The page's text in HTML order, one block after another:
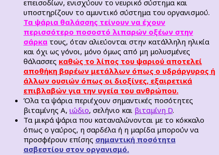
επεισοδίων, ενισχύουν το νευρικό σύστημα και
υποστηρίζουν το αμυντικό σύστημα του οργανισμού.
Τα ψάρια θαλάσσης τείνουν να έχουν
περισσότερο ποσοστό λιπαρών οξέων στην
σάρκα τους, όταν αλιεύονται στην κατάλληλη ηλικία
και όχι ως γόνοι, μόνο όμως από μη μολυσμένες
θάλασσες καθώς το λίπος του ψαριού αποτελεί
αποθήκη βαρέων μετάλλων όπως ο υδράργυρος ή
άλλων ουσιών όπως οι διοξίνες, εξαιρετικά
επιβλαβών για την υγεία του ανθρώπου.
Όλα τα ψάρια περιέχουν σημαντικές ποσότητες
βιταμίνης Α, ιώδιο, σελήνιο και βιταμίνη D.
Τα μικρά ψάρια που καταναλώνονται με το κόκκαλο
όπως ο γαύρος, η σαρδέλα ή η μαρίδα μπορούν να
προσφέρουν επίσης σημαντική ποσότητα
ασβεστίου στον οργανισμό.